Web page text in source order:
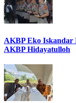
AKBP Eko Iskandar
AKBP Hidayatulloh